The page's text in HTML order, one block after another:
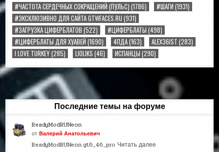
#ЧАСТОТА СЕРДЕЧНЫХ СОКРАЩЕНИЙ (ПУЛЬС) (1786) #ШАГИ (1931)
#ЭКСКЛЮЗИВНО ДЛЯ САЙТА GTWFACES.RU (931)
#ЗАГРУЗКА ЦИФЕРБЛАТОВ (522) #ЦИФЕРБЛАТЫ (498)
#ЦИФЕРБЛАТЫ ДЛЯ ХУАВЕЙ (1690) 4ПДА(163) ALEX36IST (283)
I LOVE TURKEY(285) LIOLIKS (46) ИСПАНЦЫ (290)
Последние темы на форуме
ReadyModRUNeon
отВалерий Анатольевич
ReadyModRUNeon.gt6_46_pro Читать далее